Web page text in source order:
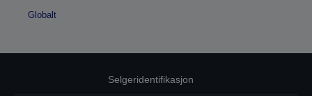
Globalt
Selgeridentifikasjon